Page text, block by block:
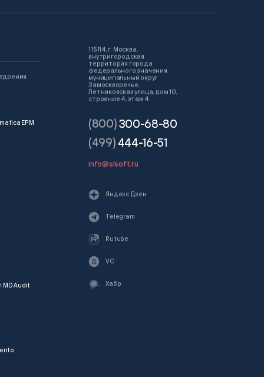
EPM
MD Audit
115114, г. Москва,
внутригородская
территория города
федерального значения
муниципальный округ
Замоскворечье,
Летниковская улица, дом 10,
строение 4, этаж 4
(800)300-68-80
(499) 444-16-51
info@slsoft.ru
Яндекс Дзен
Telegram
Rutube
VC
Хабр